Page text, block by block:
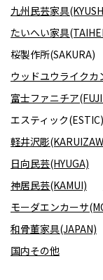
九州民芸家具
たいへい家具
桜製作所(SAKURA)
ウッドユウライクカ
富士ファニチア
エスティック(ESTIC)
軽井沢彫
日向民芸(HYUGA)
神居民芸(KAMUI)
モーダエンカーサ
和骨董家具(JAPAN)
国内その他